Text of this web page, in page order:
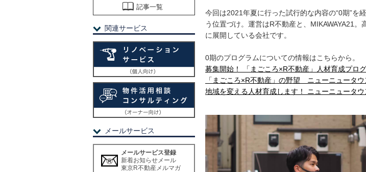
今回は2021年夏に行った試行的な内容の“0期”を
う位置づけ。運営はR不動産と、MIKAWAYA21
に展開している会社です。
0期のプログラムについての情報はこちらから。
募集開始！ 「まごころ×R不動産」人材育成プロ
「まごころ×R不動産」の野望 ニューニュータウ
地域を変える人材育成します！ ニューニュータウ
記事一覧
関連サービス
メールサービス
メールサービス登録
新着お知らせメール
東京R不動産メルマガ